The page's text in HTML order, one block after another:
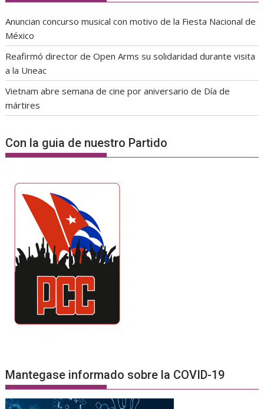
Anuncian concurso musical con motivo de la Fiesta Nacional de
México
Reafirmó director de Open Arms su solidaridad durante visita
a la Uneac
Vietnam abre semana de cine por aniversario de Día de
mártires
Con la guia de nuestro Partido
Mantegase informado sobre la COVID-19